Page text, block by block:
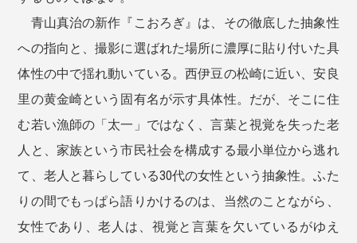
青山真治の新作『こおろぎ』は、その徹底した抽象性
への指向と、撮影に選ばれた場所に濃厚に貼り付いた具
体性の中で揺れ動いている。西伊豆の松崎に近い、安良
里の黄金崎という固有名が示す具体性。だが、そこに住
む若い漁師の「太一」ではなく、言葉と視覚を失った老
人と、家族という市民社会を構成する最小単位から逃れ
て、老人と暮らしている30代の女性という抽象性。ふた
りの間でもっぱら語りかけるのは、当然のことながら、
女性であり、老人は、視覚と言葉を欠いているがゆえ